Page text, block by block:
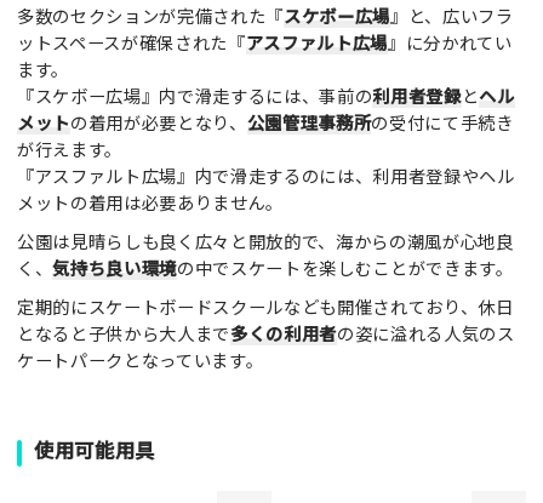
多数のセクションが完備された『スケボー広場』と、広いフラ
ットスペースが確保された『アスファルト広場』に分かれてい
ます。
『スケボー広場』内で滑走するには、事前の利用者登録とヘル
メットの着用が必要となり、 公園管理事務所の受付にて手続き
が行えます。
『アスファルト広場』内で滑走するのには、利用者登録やヘル
メットの着用は必要ありません。
公園は見晴らしも良く広々と開放的で、海からの潮風が心地良
く、気持ち良い環境の中でスケートを楽しむことができます。
定期的にスケートボードスクールなども開催されており、休日
となると子供から大人まで多くの利用者の姿に溢れる人気のス
ケートパークとなっています。
使用可能用具